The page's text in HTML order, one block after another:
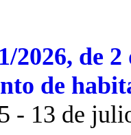
2026, de
de
- 13 de